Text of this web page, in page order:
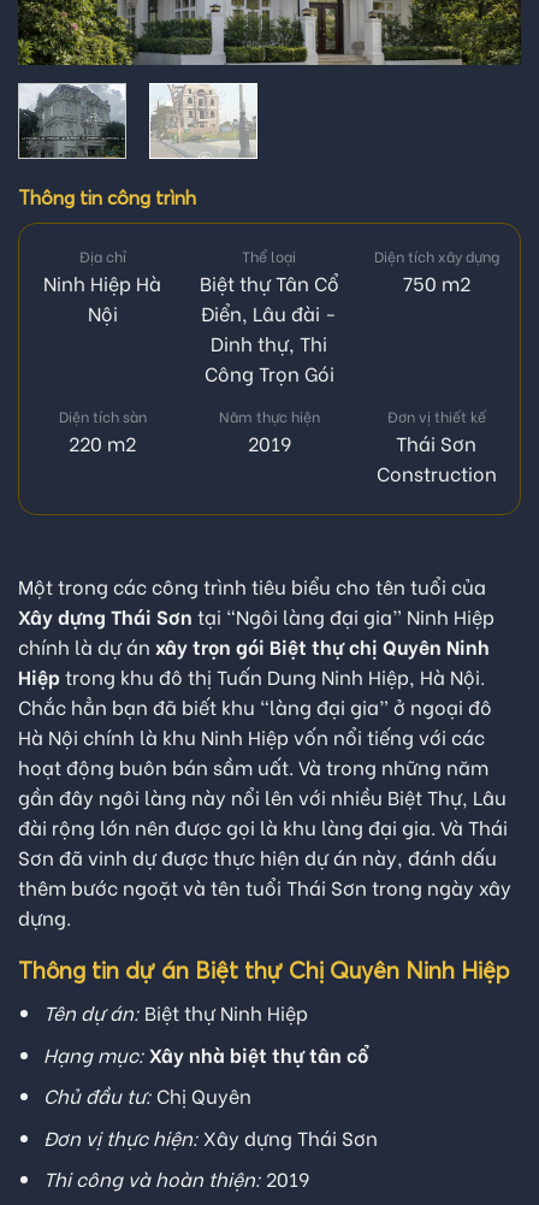
Thông tin công trình
Địa chỉ
Ninh Hiệp Hà
Nội
Thể loại
Biệt thự Tân Cổ
Điển, Lâu đài -
Dinh thự,Thi
Công Trọn Gói
Diện tích xây dựng
750 m2
Diện tích sàn
220 m2
Năm thực hiện
2019
Đơn vị thiết kế
Thái Sơn
Construction
Một trong các công trình tiêu biểu cho tên tuổi của
Xây dựng Thái Sơn tại “Ngôi làng đại gia” Ninh Hiệp
chính là dự án xây trọn gói Biệt thự chị Quyên Ninh
Hiệptrong khu đô thị Tuấn Dung Ninh Hiệp, Hà Nội.
Chắc hẳn bạn đã biết khu “làng đại gia” ở ngoại đô
Hà Nội chính là khu Ninh Hiệp vốn nổi tiếng với các
hoạt động buôn bán sầm uất. Và trong những năm
gần đây ngôi làng này nổi lên với nhiều Biệt Thự, Lâu
đài rộng lớn nên được gọi là khu làng đại gia. Và Thái
Sơn đã vinh dự được thực hiện dự án này, đánh dấu
thêm bước ngoặt và tên tuổi Thái Sơn trong ngày xây
dựng.
Thông tin dự án Biệt thự Chị Quyên Ninh Hiệp
Tên dự án:Biệt thự Ninh Hiệp
Hạng mục:Xây nhà biệt thự tân cổ
Chủ đầu tư:Chị Quyên
Đơn vị thực hiện:Xây dựng Thái Sơn
Thi công và hoàn thiện: 2019